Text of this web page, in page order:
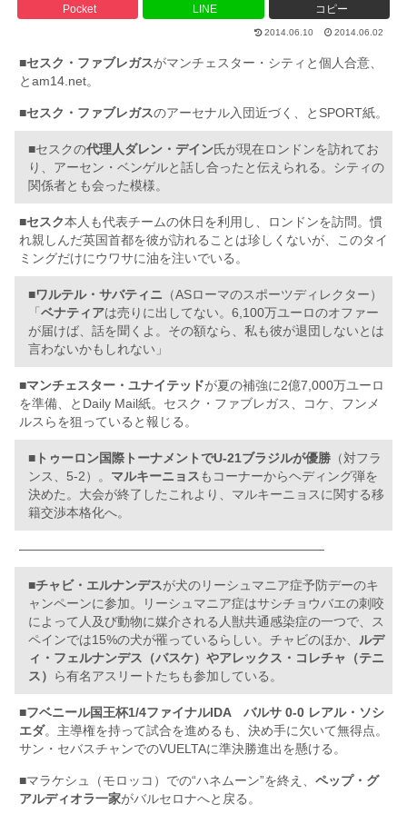
Pocket LINE コピー
2014.06.10 2014.06.02
■セスク・ファブレガスがマンチェスター・シティと個人合意、
とam14.net。
■セスク・ファブレガスのアーセナル入団近づく、とSPORT紙。
■セスクの代理人ダレン・デイン氏が現在ロンドンを訪れてお
り、アーセン・ベンゲルと話し合ったと伝えられる。シティの
関係者とも会った模様。
■セスク本人も代表チームの休日を利用し、ロンドンを訪問。慣
れ親しんだ英国首都を彼が訪れることは珍しくないが、このタイ
ミングだけにウワサに油を注いでいる。
■ワルテル・サバティニ （ASローマのスポーツディレクター）
「 ベナティアは売りに出してない。6,100万ユーロのオファー
が届けば、話を聞くよ。その額なら、私も彼が退団しないとは
言わないかもしれない」
■マンチェスター・ユナイテッドが夏の補強に2億7,000万ユーロ
を準備、とDaily Mail紙。セスク・ファブレガス、コケ、フンメ
ルスらを狙っていると報じる。
■ トゥーロン国際トーナメントでU-21ブラジルが優勝 （対フラ
ンス、5-2）。 マルキーニョスもコーナーからヘディング弾を
決めた。大会が終了したこれより、マルキーニョスに関する移
籍交渉本格化へ。
————————————————————————
■チャビ・エルナンデスが犬のリーシュマニア症予防デーのキ
ャンペーンに参加。リーシュマニア症はサシチョウバエの刺咬
によって人及び動物に媒介される人獣共通感染症の一つで、ス
ペインでは15%の犬が罹っているらしい。チャビのほか、 ルデ
ィ・フェルナンデス（バスケ）やアレックス・コレチャ（テニ
ス）
ら有名アスリートたちも参加している。
■フベニール国王杯1/4ファイナルIDA バルサ 0-0 レアル・ソシ
エダ。主導権を持って試合を進めるも、決め手に欠いて無得点。
サン・セバスチャンでのVUELTAに準決勝進出を懸ける。
■マラケシュ（モロッコ）での“ハネムーン”を終え、 ペップ・グ
アルディオラ一家がバルセロナへと戻る。